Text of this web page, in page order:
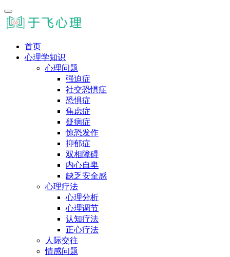
首页
心理学知识
心理问题
强迫症
社交恐惧症
恐惧症
焦虑症
疑病症
惊恐发作
抑郁症
双相障碍
内心自卑
缺乏安全感
心理疗法
心理分析
心理调节
认知疗法
正心疗法
人际交往
情感问题